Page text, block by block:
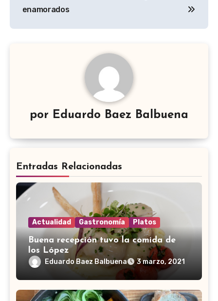
entradas
enamorados
por Eduardo Baez Balbuena
Entradas Relacionadas
Actualidad Gastronomía Platos
Buena recepción tuvo la comida de
los López
Eduardo Baez Balbuena 3 marzo, 2021